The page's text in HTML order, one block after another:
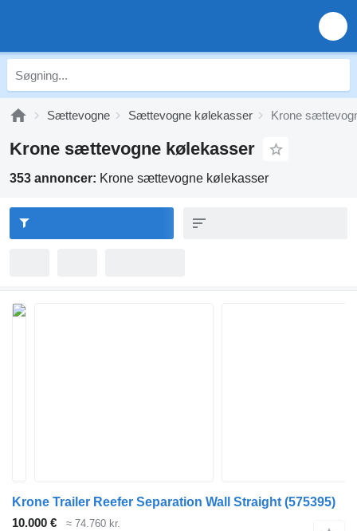
Sættevogne Sættevogne kølekasser Krone
Krone sættevogne kølekasser
353 annoncer: Krone sættevogne kølekasser
Krone Trailer Reefer Separation Wall Straight (575395)
10.000 €
≈ 74.760 kr.